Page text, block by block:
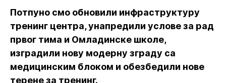
Потпуно смо обновили инфраструктуру
тренинг центра, унапредили услове за рад
првог тима и Омладинске школе,
изградили нову модерну зграду са
медицинским блоком и обезбедили нове
терене за тренинг.